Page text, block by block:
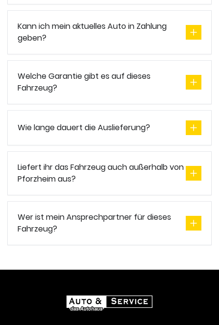
Kann ich mein aktuelles Auto in Zahlung
geben?
Welche Garantie gibt es auf dieses
Fahrzeug?
Wie lange dauert die Auslieferung?
Liefert ihr das Fahrzeug auch außerhalb von
Pforzheim aus?
Wer ist mein Ansprechpartner für dieses
Fahrzeug?